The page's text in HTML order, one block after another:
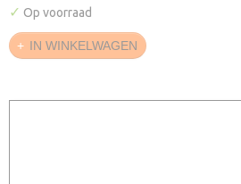
✓ Op voorraad
IN WINKELWAGEN